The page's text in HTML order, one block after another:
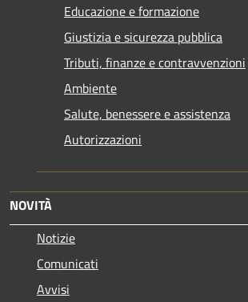
Educazione e formazione
Giustizia e sicurezza pubblica
Tributi, finanze e contravvenzioni
Ambiente
Salute, benessere e assistenza
Autorizzazioni
NOVITÀ
Notizie
Comunicati
Avvisi